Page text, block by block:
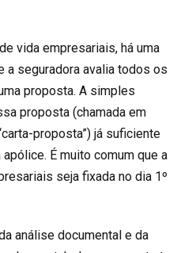
vida empresariais, há uma
a seguradora avalia todos os
proposta. A simples
proposta (chamada em
proposta”) já suficiente
É muito comum que a
seja fixada no dia 1º
análise documental e da